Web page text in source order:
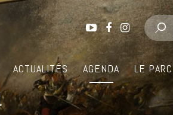
ACTUALITÉS AGENDA LE PARC